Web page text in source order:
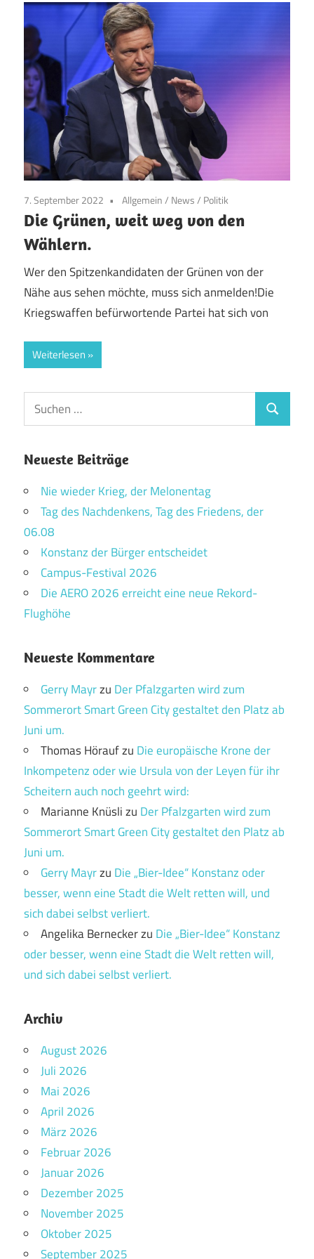
7. September 2022 Allgemein/ News/ Politik
Die Grünen, weit weg von den
Wählern.
Wer den Spitzenkandidaten der Grünen von der
Nähe aus sehen möchte, muss sich anmelden!Die
Kriegswaffen befürwortende Partei hat sich von
Weiterlesen
Suchen
nach:
Suchen
Neueste Beiträge
Nie wieder Krieg, der Melonentag
Tag des Nachdenkens, Tag des Friedens, der
06.08
Konstanz der Bürger entscheidet
Campus-Festival 2026
Die AERO 2026 erreicht eine neue Rekord-
Flughöhe
Neueste Kommentare
Gerry Mayrzu Der Pfalzgarten wird zum
Sommerort Smart Green City gestaltet den Platz ab
Juni um.
Thomas Höraufzu Die europäische Krone der
Inkompetenz oder wie Ursula von der Leyen für ihr
Scheitern auch noch geehrt wird:
Marianne Knüslizu Der Pfalzgarten wird zum
Sommerort Smart Green City gestaltet den Platz ab
Juni um.
Gerry Mayrzu Die „Bier-Idee“ Konstanz oder
besser, wenn eine Stadt die Welt retten will, und
sich dabei selbst verliert.
Angelika Berneckerzu Die „Bier-Idee“ Konstanz
oder besser, wenn eine Stadt die Welt retten will,
und sich dabei selbst verliert.
Archiv
August 2026
Juli 2026
Mai 2026
April 2026
März 2026
Februar 2026
Januar 2026
Dezember 2025
November 2025
Oktober 2025
September 2025